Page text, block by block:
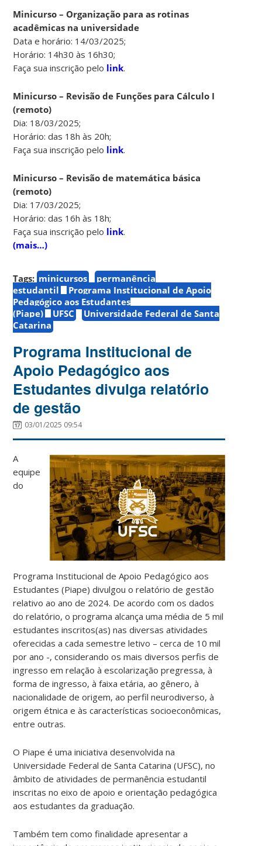
Minicurso – Organização para as rotinas
acadêmicas na universidade
Data e horário: 14/03/2025;
Horário: 14h30 às 16h30;
Faça sua inscrição pelo link.
Minicurso – Revisão de Funções para Cálculo I
(remoto)
Dia: 18/03/2025;
Horário: das 18h às 20h;
Faça sua inscrição pelo link.
Minicurso – Revisão de matemática básica
(remoto)
Dia: 17/03/2025;
Horário: das 16h às 18h;
Faça sua inscrição pelo link.
(mais…)
Tags: minicursos
permanência
estudantil
Programa Institucional de Apoio
Pedagógico aos Estudantes
(Piape)
UFSC
Universidade Federal de Santa
Catarina
Programa Institucional de
Apoio Pedagógico aos
Estudantes divulga relatório
de gestão
03/01/2025 09:54
A
equipe
do
Programa Institucional de Apoio Pedagógico aos
Estudantes (Piape) divulgou o relatório de gestão
relativo ao ano de 2024. De acordo com os dados
do relatório, o programa alcança uma média de 5 mil
estudantes inscritos(as) nas diversas atividades
oferecidas a cada semestre letivo – cerca de 10 mil
por ano -, considerando os mais diversos perfis de
ingresso em relação à escolarização pregressa, à
forma de ingresso, à faixa etária, ao gênero, à
nacionalidade de origem, ao perfil neurodiverso, à
origem étnica e às características socioeconômicas,
entre outras.
O Piape é uma iniciativa desenvolvida na
Universidade Federal de Santa Catarina (UFSC), no
âmbito de atividades de permanência estudantil
inscritas no eixo de apoio e orientação pedagógica
aos estudantes da graduação.
Também tem como finalidade apresentar a